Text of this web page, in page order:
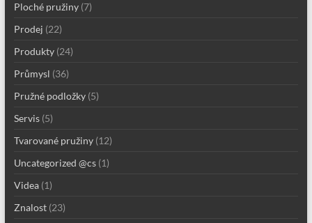
Ploché pružiny(7)
Prodej (22)
Produkty(24)
Průmysl (36)
Pružné podložky(5)
Servis(5)
Tvarované pružiny(12)
Uncategorized @cs(1)
Videa(1)
Znalost(23)